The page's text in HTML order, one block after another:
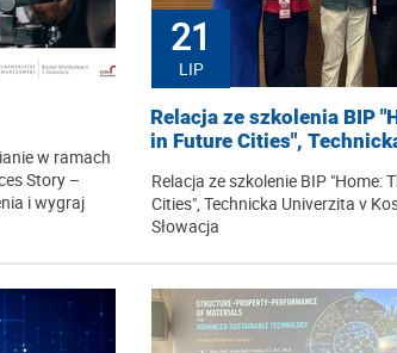
w ramach
Story –
i wygraj
21
LIP
Relacja ze szkolenia BIP
in Future Cities",
Relacja ze szkolenie BIP "Home:
Cities", Technicka Univerzita v
Słowacja